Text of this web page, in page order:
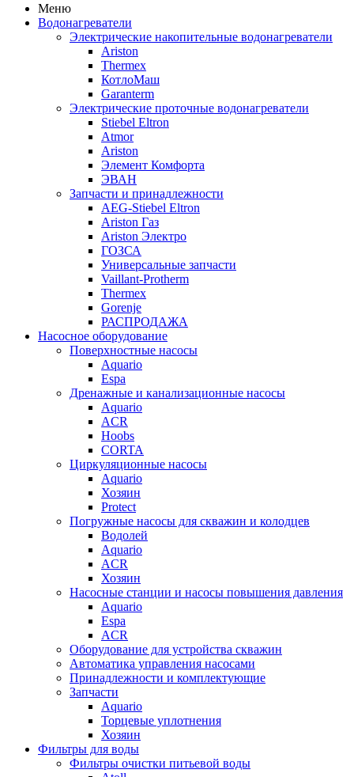
Меню
Водонагреватели
Электрические накопительные водонагреватели
Ariston
Thermex
КотлоМаш
Garanterm
Электрические проточные водонагреватели
Stiebel Eltron
Atmor
Ariston
Элемент Комфорта
ЭВАН
Запчасти и принадлежности
AEG-Stiebel Eltron
Ariston Газ
Ariston Электро
ГОЗСА
Универсальные запчасти
Vaillant-Protherm
Thermex
Gorenje
РАСПРОДАЖА
Насосное оборудование
Поверхностные насосы
Aquario
Espa
Дренажные и канализационные насосы
Aquario
ACR
Hoobs
CORTA
Циркуляционные насосы
Aquario
Хозяин
Protect
Погружные насосы для скважин и колодцев
Водолей
Aquario
ACR
Хозяин
Насосные станции и насосы повышения давления
Aquario
Espa
ACR
Оборудование для устройства скважин
Автоматика управления насосами
Принадлежности и комплектующие
Запчасти
Aquario
Торцевые уплотнения
Хозяин
Фильтры для воды
Фильтры очистки питьевой воды